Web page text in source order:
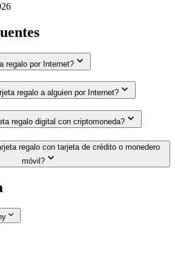
regalo por Internet?
regalo a alguien por Internet?
regalo digital con criptomoneda?
regalo con tarjeta de crédito o monedero
móvil?